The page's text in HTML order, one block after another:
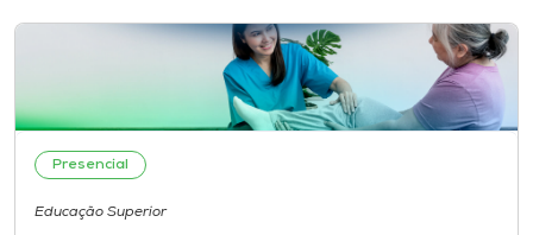
Presencial
Educação Superior